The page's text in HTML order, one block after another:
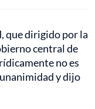
que dirigido por la
central de
no es
y dijo